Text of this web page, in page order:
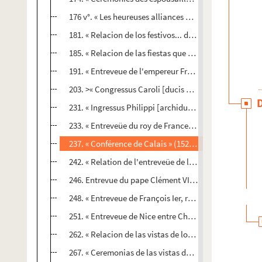
176 v°. « Les heureuses alliances de la France avec
181. « Relacion de los festivos... del desposorio del
185. « Relacion de las fiestas que se hicieron en la
191. « Entreveue de l'empereur Frédéric, quatriesme
203. >« Congressus Caroli [ducis Burgundiae] et
231. « Ingressus Philippi [archiducis Austriae] in urbes
233. « Entreveüe du roy de France Louis XII et de
237. « Conférence de Calais » (1521) : divers extraits
242. « Relation de l'entreveüe de l'empereur Charles
246. Entrevue du pape Clément VII, de l'empereur
248. « Entreveue de François Ier, roy de France, et
251. « Entreveue de Nice entre Charles-Quint et
262. « Relacion de las vistas de los reyes D. Philippe
267. « Ceremonias de las vistas del rey catholico